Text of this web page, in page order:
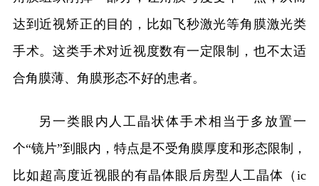
达到近视矫正的目的，比如飞秒激光等角膜激光类
手术。这类手术对近视度数有一定限制，也不太适
合角膜薄、角膜形态不好的患者。
另一类眼内人工晶状体手术相当于多放置一
个“镜片”到眼内，特点是不受角膜厚度和形态限制，
比如超高度近视眼的有晶体眼后房型人工晶体（ic